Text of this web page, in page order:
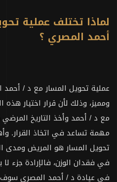
لماذا تختلف عملية
أحمد المصري ؟
عملية تحويل المسار مع د /
ومميز، وذلك لأن قرار اختيار
مع د / أحمد وأخذ التاريخ
مهمة تساعد في اتخاذ القرار.
تحويل المسار هو المريض ومدى
في فقدان الوزن، فالإرادة جزء
في عيادة د / أحمد المصري سوف